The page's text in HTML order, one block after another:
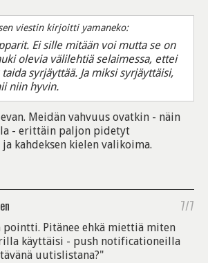
viestin kirjoitti yamaneko:
Ei sille mitään voi mutta se on
olevia välilehtiä selaimessa, ettei
syrjäyttää. Ja miksi syrjäyttäisi,
niin hyvin.
Meidän vahvuus ovatkin - näin
- erittäin paljon pidetyt
kahdeksen kielen valikoima.
7/7
Pitänee ehkä miettiä miten
käyttäisi - push notificationeilla
uutislistana?"